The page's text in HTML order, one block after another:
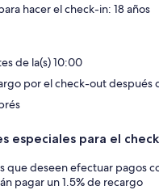
hacer el check-in: 18 años
de la(s) 10:00
por el check-out después
especiales para el
que deseen efectuar pagos
pagar un 1.5% de recargo